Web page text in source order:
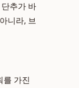
추가 바
니라, 브
를 가진